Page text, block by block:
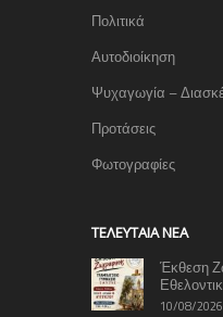
Πολιτικά
Αυτοδιοίκηση
Ψυχαγωγία –
Προτάσεις
Φωτογραφίες
TΕΛΕΥΤΑΊΑ ΝΈΑ
Έκθεση
10/08/2026